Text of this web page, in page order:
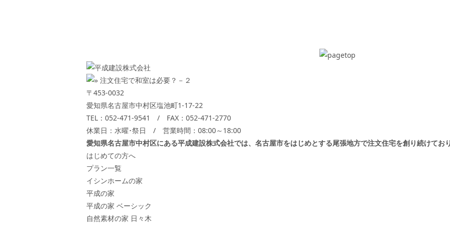
〒453-0032
愛知県名古屋市中村区塩池町1-17-22
TEL： 052-471-9541
/ FAX：052-471-2770
休業日：水曜･祭日 / 営業時間：08:00～18:00
愛知県名古屋市中村区にある平成建設株式会社では、名古屋市をはじめとする尾張地方で注文住宅を創り続けてお
はじめての方へ
プラン一覧
イシンホームの家
平成の家
平成の家 ベーシック
自然素材の家 日々木